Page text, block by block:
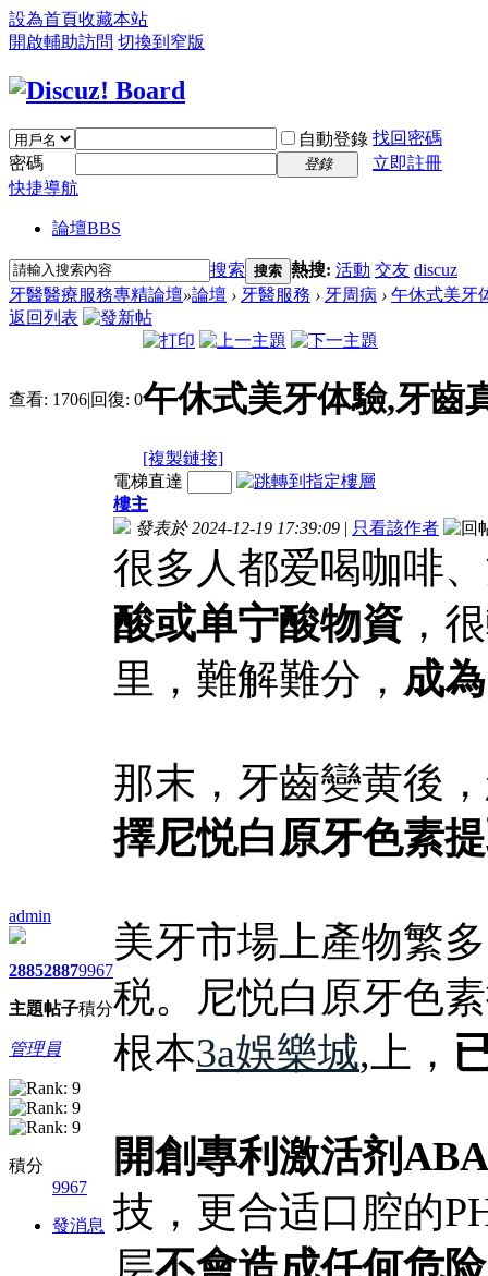
設為首頁收藏本站
開啟輔助訪問 切換到窄版
自動登錄 找回密碼
密碼
登錄
立即註冊
快捷導航
論壇BBS
搜索 搜索 熱搜: 活動 交友 discuz
牙醫醫療服務專精論壇»論壇 › 牙醫服務 › 牙周病 › 午休式美牙
返回列表
查看: 1706|回復: 0午休式美牙体驗,牙齒
[複製鏈接]
admin
2885
主題
2887
帖子
9967
積分
管理員
積分
9967
發消息
電梯直達
樓主
發表於 2024-12-19 17:39:09 | 只看該作者
很多人都爱喝咖啡
酸或单宁酸物資 ，
里，難解難分， 成
那末，牙齒變黄後
擇尼悦白原牙色素
美牙市場上產物繁
税。尼悦白原牙色
根本3a娛樂城,上，
開創專利激活剂
技，更合适口腔的